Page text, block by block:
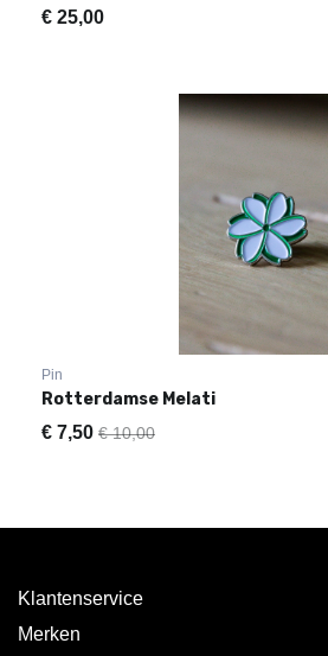
€ 25,00
Pin
Rotterdamse Melati
€ 7,50 € 10,00
Klantenservice
Merken